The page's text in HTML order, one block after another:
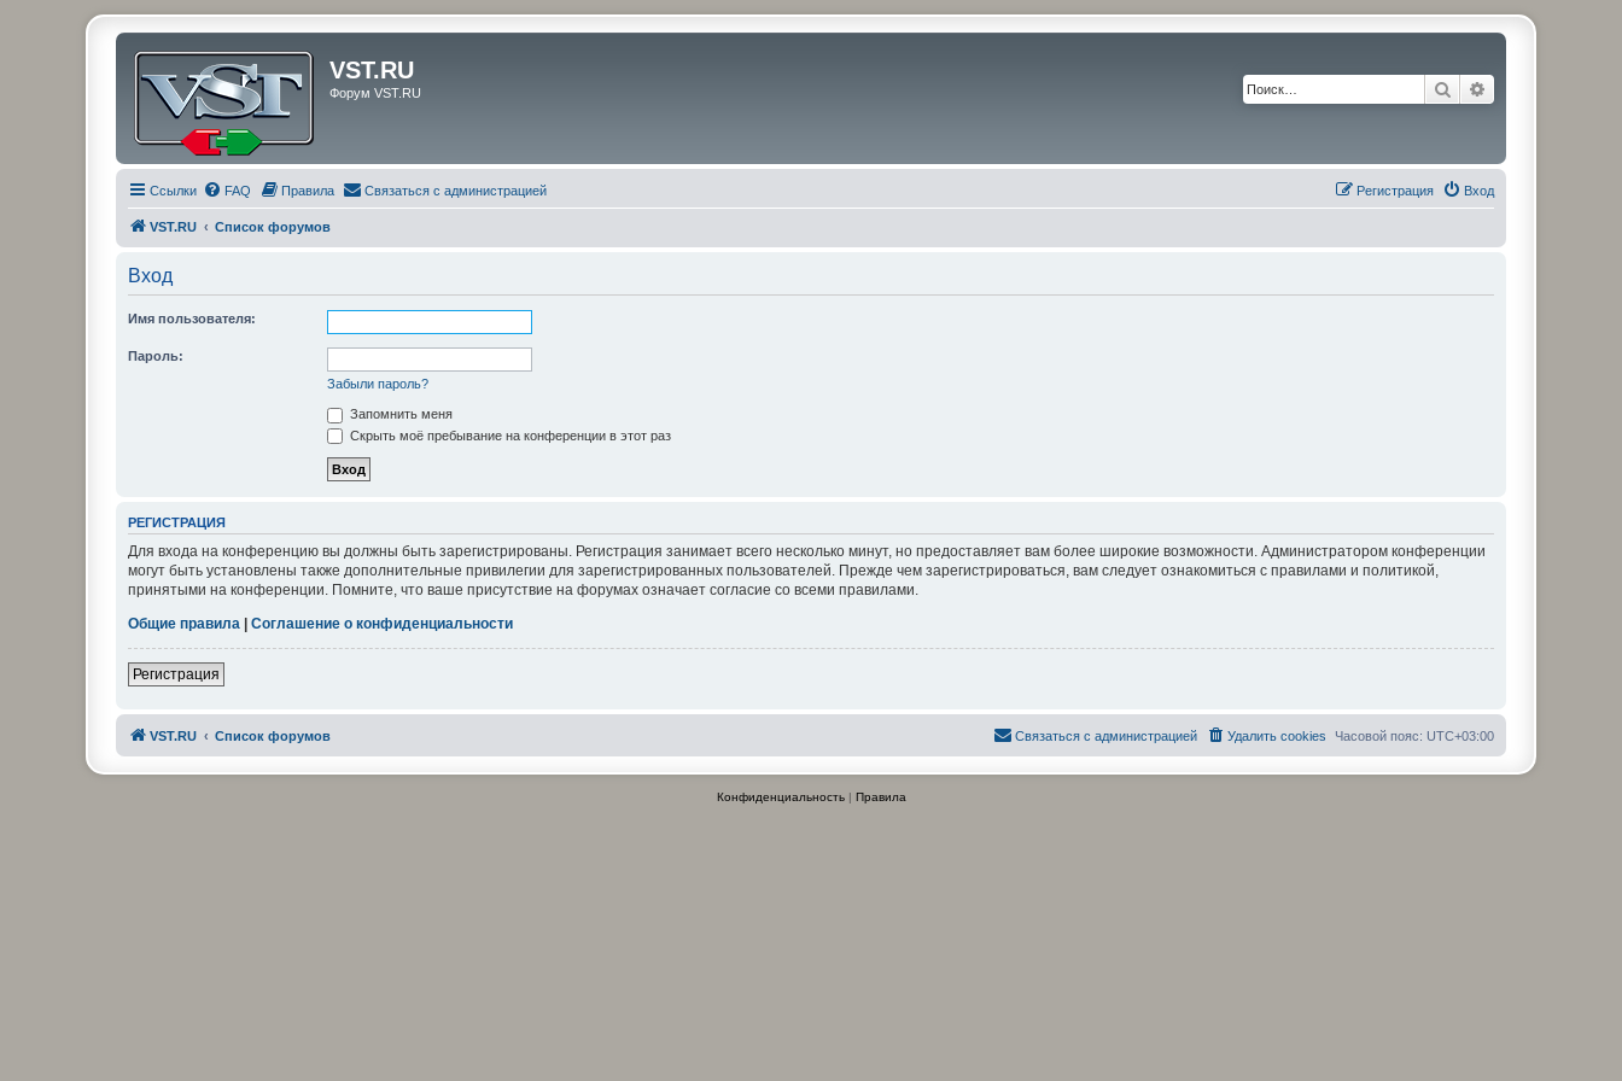
VST.RU
Форум VST.RU Поиск
Ссылки FAQ Правила Связаться с администрацией Вход
Регистрация
VST.RU Список форумов
Вход
Имя пользователя:
Пароль:
Забыли пароль?
Запомнить меня
Скрыть моё пребывание на конференции в этот раз
РЕГИСТРАЦИЯ
Для входа на конференцию вы должны быть зарегистрированы. Регистрация занимает всего несколько минут, но предоставляет вам более широкие возможности. Администратором конференции
могут быть установлены также дополнительные привилегии для зарегистрированных пользователей. Прежде чем зарегистрироваться, вам следует ознакомиться с правилами и политикой,
принятыми на конференции. Помните, что ваше присутствие на форумах означает согласие со всеми правилами.
Общие правила | Соглашение о конфиденциальности
Регистрация
VST.RU Список форумов Часовой пояс: UTC+03:00
Удалить cookies
Связаться с администрацией
Конфиденциальность| Правила